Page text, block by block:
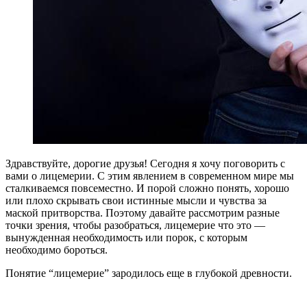
Здравствуйте, дорогие друзья! Сегодня я хочу поговорить с
вами о лицемерии. С этим явлением в современном мире мы
сталкиваемся повсеместно. И порой сложно понять, хорошо
или плохо скрывать свои истинные мысли и чувства за
маской притворства. Поэтому давайте рассмотрим разные
точки зрения, чтобы разобраться, лицемерие что это —
вынужденная необходимость или порок, с которым
необходимо бороться.
Понятие “лицемерие” зародилось еще в глубокой древности.